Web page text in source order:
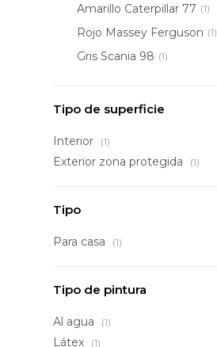
Amarillo Caterpillar 77 (1)
Rojo Massey Ferguson (1)
Gris Scania 98 (1)
Tipo de superficie
Interior (1)
Exterior zona protegida (1)
Tipo
Para casa (1)
Tipo de pintura
Al agua (1)
Látex (1)